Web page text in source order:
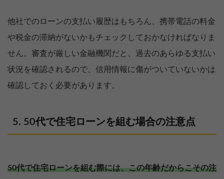
他社でのローンの支払い履歴はもちろん、携帯電話の料金
や税金の滞納がないかもチェックしておかなければなりま
せん。審査が厳しい金融機関だと、過去のあらゆる支払い
状況を確認されるので、信用情報に傷がついていないかは
確認しておく必要があります。
50代で住宅ローンを組む場合の注意点
50代で住宅ローンを組む際には、この年齢だからこその注